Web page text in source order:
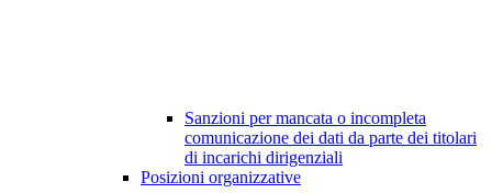
Sanzioni per mancata o incompleta
comunicazione dei dati da parte dei titolari
di incarichi dirigenziali
Posizioni organizzative